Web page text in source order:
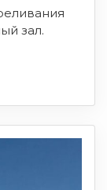
зал.